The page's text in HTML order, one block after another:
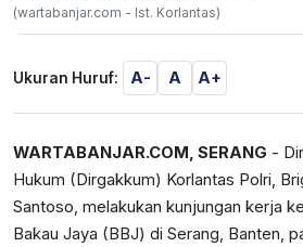
(wartabanjar.com - Ist. Korlantas)
Ukuran Huruf: A- A A+
WARTABANJAR.COM, SERANG -
Hukum (Dirgakkum) Korlantas Polri,
Santoso, melakukan kunjungan kerja
Bakau Jaya (BBJ) di Serang, Banten,